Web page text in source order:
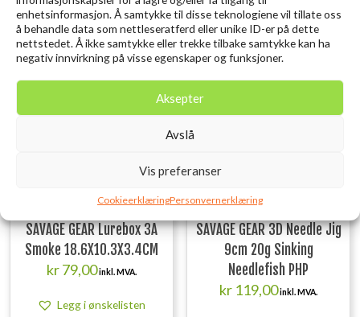
enhetsinformasjon. Å samtykke til disse teknologiene vil tillate oss
å behandle data som nettleseratferd eller unike ID-er på dette
nettstedet. Å ikke samtykke eller trekke tilbake samtykke kan ha
negativ innvirkning på visse egenskaper og funksjoner.
Aksepter
Avslå
Vis preferanser
CookieerklæringPersonvernerklæring
Utsolgt
SAVAGE GEAR Lurebox 3A
Smoke 18.6X10.3X3.4CM
kr79,00inkl. MVA.
Legg i ønskelisten
SAVAGE GEAR 3D Needle Jig
9cm 20g Sinking
Needlefish PHP
kr 119,00inkl. MVA.